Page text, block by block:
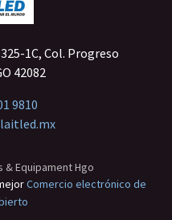
1C, Col. Progreso
42082
9810
& Equipament Hgo
Comercio electrónico de